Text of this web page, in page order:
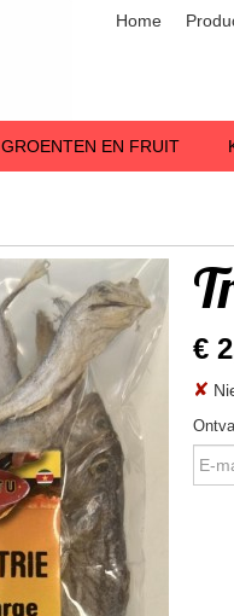
Home
GROENTEN EN FRUIT
€
✘